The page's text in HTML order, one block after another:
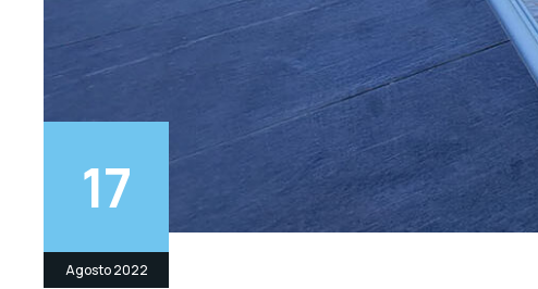
17
Agosto 2022